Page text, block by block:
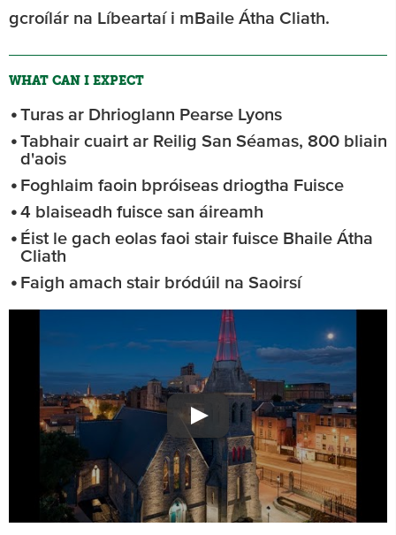
gcroílár na Líbeartaí i mBaile Átha Cliath.
WHAT CAN I EXPECT
Turas ar Dhrioglann Pearse Lyons
Tabhair cuairt ar Reilig San Séamas, 800 bliain
d'aois
Foghlaim faoin bpróiseas driogtha Fuisce
4 blaiseadh fuisce san áireamh
Éist le gach eolas faoi stair fuisce Bhaile Átha
Cliath
Faigh amach stair bródúil na Saoirsí